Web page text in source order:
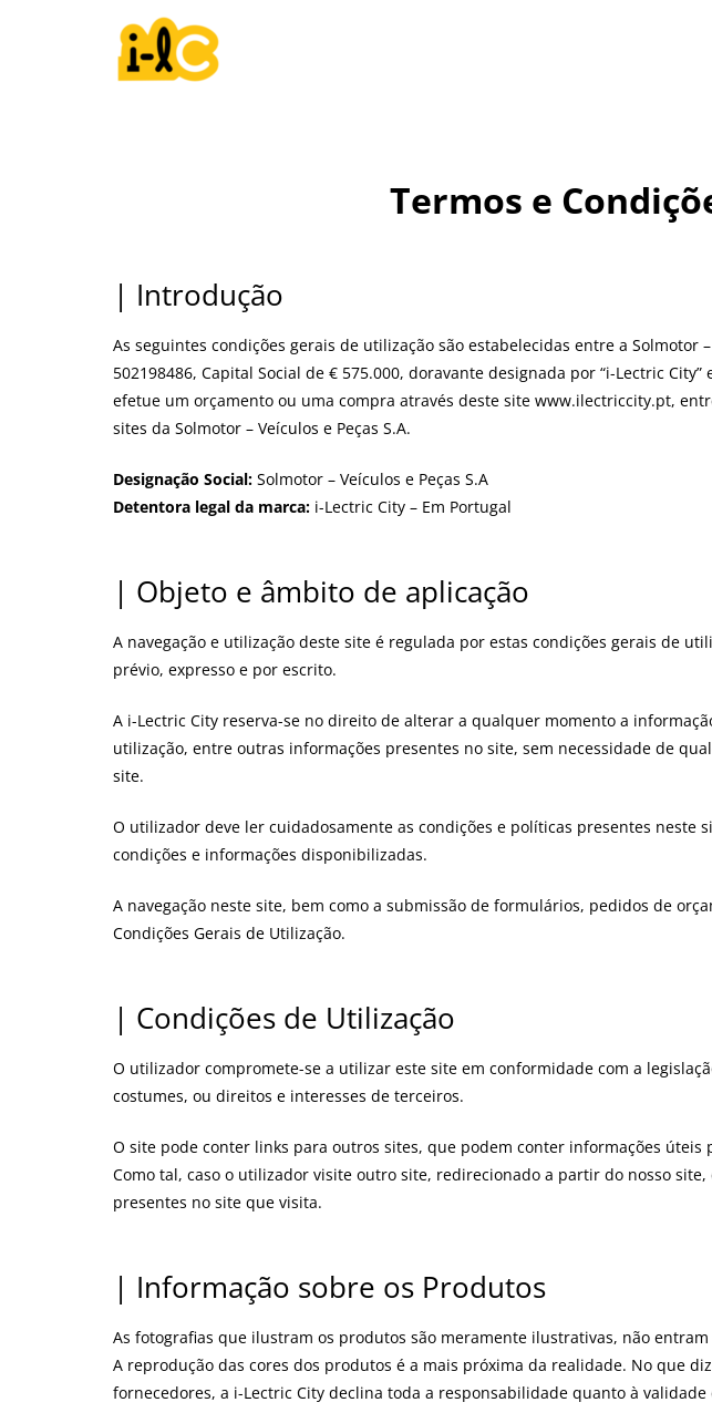
Termos e
| Introdução
As seguintes condições gerais de utilização são estabelecidas entre a Solmotor
502198486, Capital Social de € 575.000, doravante designada por “i-Lectric
efetue um orçamento ou uma compra através deste site www.ilectriccity.pt,
sites da Solmotor – Veículos e Peças S.A.
Designação Social: Solmotor – Veículos e Peças S.A
Detentora legal da marca: i-Lectric City – Em Portugal
| Objeto e âmbito de aplicação
A navegação e utilização deste site é regulada por estas condições gerais de
prévio, expresso e por escrito.
A i-Lectric City reserva-se no direito de alterar a qualquer momento a
utilização, entre outras informações presentes no site, sem necessidade de
site.
O utilizador deve ler cuidadosamente as condições e políticas presentes neste
condições e informações disponibilizadas.
A navegação neste site, bem como a submissão de formulários, pedidos de
Condições Gerais de Utilização.
| Condições de Utilização
O utilizador compromete-se a utilizar este site em conformidade com a
costumes, ou direitos e interesses de terceiros.
O site pode conter links para outros sites, que podem conter informações
Como tal, caso o utilizador visite outro site, redirecionado a partir do nosso
presentes no site que visita.
| Informação sobre os Produtos
As fotografias que ilustram os produtos são meramente ilustrativas, não
A reprodução das cores dos produtos é a mais próxima da realidade. No que
fornecedores, a i-Lectric City declina toda a responsabilidade quanto à validade